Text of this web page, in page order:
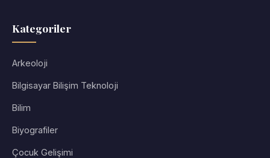
Kategoriler
Arkeoloji
Bilgisayar Bilişim Teknoloji
Bilim
Biyografiler
Çocuk Gelişimi